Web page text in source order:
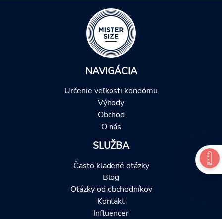
NAVIGÁCIA
Určenie veľkosti kondómu
Výhody
Obchod
O nás
SLUŽBA
Často kladené otázky
Blog
Otázky od obchodníkov
Kontakt
Influencer